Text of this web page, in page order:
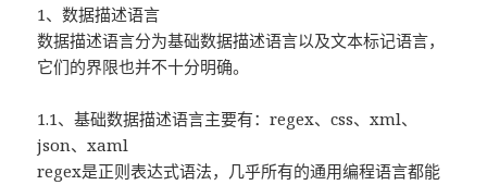
1、数据描述语言
数据描述语言分为基础数据描述语言以及文本标记语言，
它们的界限也并不十分明确。
1.1、基础数据描述语言主要有：regex、css、xml、
json、xaml
regex是正则表达式语法，几乎所有的通用编程语言都能